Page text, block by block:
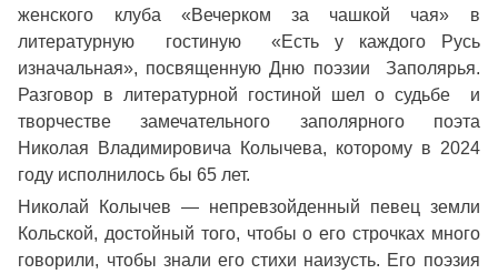
женского клуба «Вечерком за чашкой чая» в
литературную гостиную «Есть у каждого Русь
изначальная», посвященную Дню поэзии Заполярья.
Разговор в литературной гостиной шел о судьбе и
творчестве замечательного заполярного поэта
Николая Владимировича Колычева, которому в 2024
году исполнилось бы 65 лет.
Николай Колычев — непревзойденный певец земли
Кольской, достойный того, чтобы о его строчках много
говорили, чтобы знали его стихи наизусть. Его поэзия